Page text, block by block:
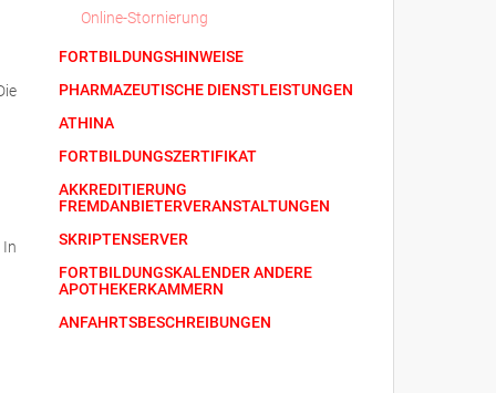
In
Online-Stornierung
FORTBILDUNGSHINWEISE
PHARMAZEUTISCHE DIENSTLEISTUNGEN
ATHINA
FORTBILDUNGSZERTIFIKAT
AKKREDITIERUNG
FREMDANBIETERVERANSTALTUNGEN
SKRIPTENSERVER
FORTBILDUNGSKALENDER ANDERE
APOTHEKERKAMMERN
ANFAHRTSBESCHREIBUNGEN